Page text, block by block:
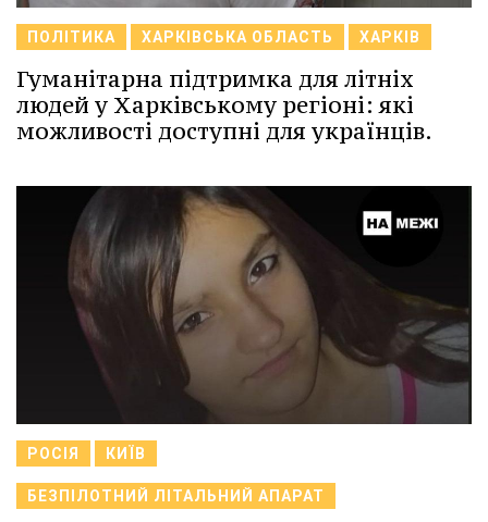
ПОЛІТИКА ХАРКІВСЬКА ОБЛАСТЬ ХАРКІВ
Гуманітарна підтримка для літніх
людей у Харківському регіоні: які
можливості доступні для українців.
РОСІЯ КИЇВ
БЕЗПІЛОТНИЙ ЛІТАЛЬНИЙ АПАРАТ